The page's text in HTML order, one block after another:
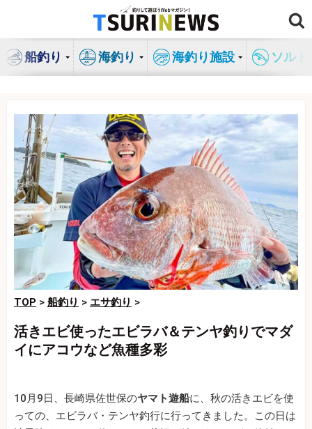
ン
船釣り 海釣り 海釣り施設 ソル
TOP > 船釣り > エサ釣り >
活きエビ使ったエビラバ＆テンヤ釣りでマダ
イにアコウなど魚種多彩
10月9日、長崎県佐世保のヤマト遊船に、秋の活きエビを使
っての、エビラバ・テンヤ釣行に行ってきました。この日は